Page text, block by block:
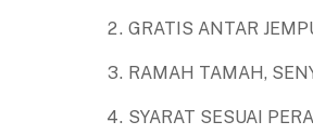
GRATIS ANTAR
RAMAH TAMAH,
SYARAT SESUAI